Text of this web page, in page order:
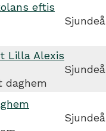
eftis
Sjundeå
Lilla Alexis
Sjundeå
daghem
Sjundeå